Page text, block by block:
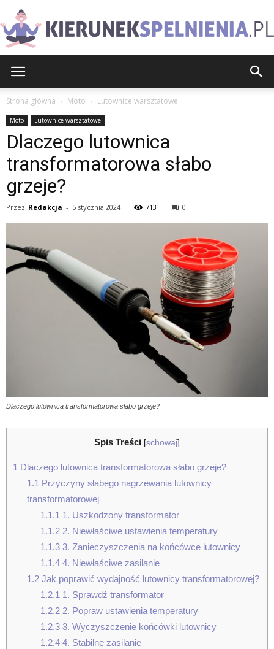
Strona główna Moto Lutownice warsztatowe
Moto Lutownice warsztatowe
Dlaczego lutownica
transformatorowa słabo
grzeje?
Przez Redakcja - 5 stycznia 2024 713 0
Dlaczego lutownica transformatorowa słabo grzeje?
Spis Treści [schowaj]
1 Dlaczego lutownica transformatorowa słabo grzeje?
1.1 Przyczyny słabego nagrzewania lutownicy
transformatorowej
1.1.1 1. Uszkodzony transformator
1.1.2 2. Niewłaściwe ustawienia temperatury
1.1.3 3. Zanieczyszczenia na końcówce lutownicy
1.1.4 4. Niewłaściwe zasilanie
1.2Jak poprawić wydajność lutownicy transformatorowej?
1.2.1 1. Sprawdź transformator
1.2.2 2. Popraw ustawienia temperatury
1.2.3 3. Wyczyszczenie końcówki lutownicy
1.2.4 4. Stabilne zasilanie